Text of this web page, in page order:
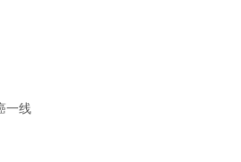
一线